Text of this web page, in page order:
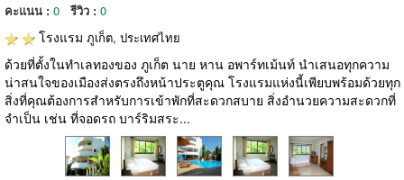
คะแนน : 0 รีวิว : 0
โรงแรม ภูเก็ต, ประเทศไทย
ด้วยที่ตั้งในทำเลทองของ ภูเก็ต นาย หาน อพาร์ทเม้นท์ นำเสนอทุกความ
น่าสนใจของเมืองส่งตรงถึงหน้าประตูคุณ โรงแรมแห่งนี้เพียบพร้อมด้วยทุก
สิ่งที่คุณต้องการสำหรับการเข้าพักที่สะดวกสบาย สิ่งอำนวยความสะดวกที่
จำเป็น เช่น ที่จอดรถ บาร์ริมสระ...